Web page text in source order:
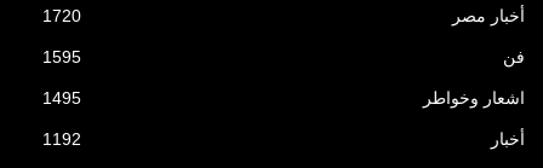
أخبار مصر 1720
فن 1595
اشعار وخواطر 1495
أخبار 1192